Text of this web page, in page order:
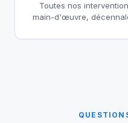
Toutes nos
main-d'œuvre,